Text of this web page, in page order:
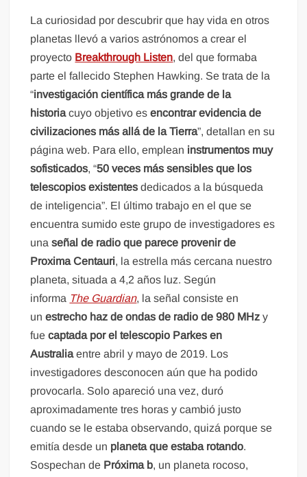
La curiosidad por descubrir que hay vida en otros
planetas llevó a varios astrónomos a crear el
proyecto Breakthrough Listen, del que formaba
parte el fallecido Stephen Hawking. Se trata de la
“investigación científica más grande de la
historiacuyo objetivo esencontrar evidencia de
civilizaciones más allá de la Tierra”, detallan en su
página web. Para ello, emplean instrumentos muy
sofisticados, “50 veces más sensibles que los
telescopios existentes dedicados a la búsqueda
de inteligencia”. El último trabajo en el que se
encuentra sumido este grupo de investigadores es
unaseñal de radio que parece provenir de
Proxima Centauri, la estrella más cercana nuestro
planeta, situada a 4,2 años luz. Según
informa The Guardian, la señal consiste en
unestrecho haz de ondas de radio de 980 MHz y
fuecaptada por el telescopio Parkes en
Australiaentre abril y mayo de 2019. Los
investigadores desconocen aún que ha podido
provocarla. Solo apareció una vez, duró
aproximadamente tres horas y cambió justo
cuando se le estaba observando, quizá porque se
emitía desde un planeta que estaba rotando.
Sospechan de Próxima b, un planeta rocoso,